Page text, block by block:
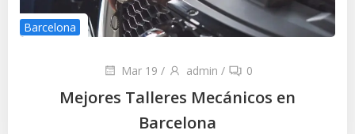
Barcelona
Mar 19 / admin / 0
Mejores Talleres Mecánicos en
Barcelona